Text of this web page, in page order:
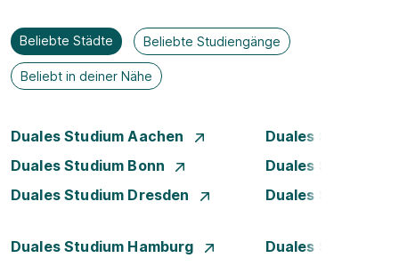
Beliebte Städte Beliebte Studiengänge
Beliebt in deiner Nähe
Duales Studium Aachen
Duales Studium
Duales Studium Bonn
Duales Studium
Duales Studium Dresden
Duales Studium
Duales Studium Hamburg
Duales Studium